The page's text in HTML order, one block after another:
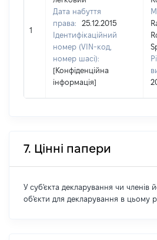
1
Дата набуття
права:
25.12.2015
Ідентифікаційний
номер (VIN-код,
номер шасі):
[Конфіденційна
інформація]
7. Цінні папери
У суб'єкта декларування чи членів
об'єкти для декларування в цьому